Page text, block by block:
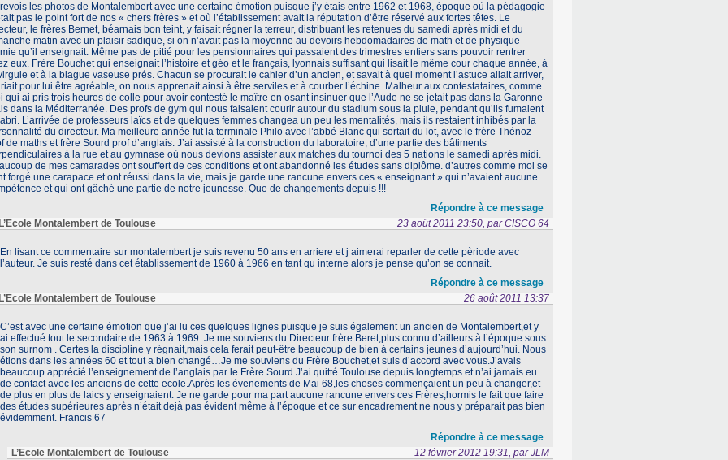
les photos de Montalembert avec une certaine émotion puisque j’y étais entre 1962 et 1968, époque où la pédagogie
pas le point fort de nos « chers frères » et où l’établissement avait la réputation d’être réservé aux fortes têtes. Le
le frères Bernet, béarnais bon teint, y faisait régner la terreur, distribuant les retenues du samedi après midi et du
matin avec un plaisir sadique, si on n’avait pas la moyenne au devoirs hebdomadaires de math et de physique
qu’il enseignait. Même pas de pitié pour les pensionnaires qui passaient des trimestres entiers sans pouvoir rentrer
eux. Frère Bouchet qui enseignait l’histoire et géo et le français, lyonnais suffisant qui lisait le même cour chaque année, à
et à la blague vaseuse prés. Chacun se procurait le cahier d’un ancien, et savait à quel moment l’astuce allait arriver,
pour lui être agréable, on nous apprenait ainsi à être serviles et à courber l’échine. Malheur aux contestataires, comme
qui ai pris trois heures de colle pour avoir contesté le maître en osant insinuer que l’Aude ne se jetait pas dans la Garonne
dans la Méditerranée. Des profs de gym qui nous faisaient courir autour du stadium sous la pluie, pendant qu’ils fumaient
L’arrivée de professeurs laïcs et de quelques femmes changea un peu les mentalités, mais ils restaient inhibés par la
du directeur. Ma meilleure année fut la terminale Philo avec l’abbé Blanc qui sortait du lot, avec le frère Thénoz
de maths et frère Sourd prof d’anglais. J’ai assisté à la construction du laboratoire, d’une partie des bâtiments
à la rue et au gymnase où nous devions assister aux matches du tournoi des 5 nations le samedi après midi.
de mes camarades ont souffert de ces conditions et ont abandonné les études sans diplôme. d’autres comme moi se
forgé une carapace et ont réussi dans la vie, mais je garde une rancune envers ces « enseignant » qui n’avaient aucune
et qui ont gâché une partie de notre jeunesse. Que de changements depuis !!!
Répondre à ce message
Montalembert de Toulouse
23 août 2011 23:50, par CISCO 64
En lisant ce commentaire sur montalembert je suis revenu 50 ans en arriere et j aimerai reparler de cette pèriode avec
l’auteur. Je suis resté dans cet établissement de 1960 à 1966 en tant qu interne alors je pense qu’on se connait.
Répondre à ce message
Montalembert de Toulouse
26 août 2011 13:37
C’est avec une certaine émotion que j’ai lu ces quelques lignes puisque je suis également un ancien de Montalembert,et y
ai effectué tout le secondaire de 1963 à 1969. Je me souviens du Directeur frère Beret,plus connu d’ailleurs à l’époque sous
son surnom . Certes la discipline y régnait,mais cela ferait peut-être beaucoup de bien à certains jeunes d’aujourd’hui. Nous
étions dans les années 60 et tout a bien changé…Je me souviens du Frère Bouchet,et suis d’accord avec vous.J’avais
beaucoup apprécié l’enseignement de l’anglais par le Frère Sourd.J’ai quitté Toulouse depuis longtemps et n’ai jamais eu
de contact avec les anciens de cette ecole.Après les évenements de Mai 68,les choses commençaient un peu à changer,et
de plus en plus de laics y enseignaient. Je ne garde pour ma part aucune rancune envers ces Frères,hormis le fait que faire
des études supérieures après n’était dejà pas évident même à l’époque et ce sur encadrement ne nous y préparait pas bien
évidemment. Francis 67
Répondre à ce message
L’Ecole Montalembert de Toulouse
12 février 2012 19:31, par JLM